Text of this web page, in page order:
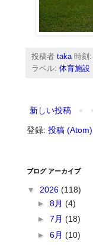
投稿者taka 時刻:
ラベル:体育施設
新しい投稿
登録:投稿 (Atom)
ブログ アーカイブ
▼ 2026(118)
►8月(4)
►7月(18)
►6月(10)